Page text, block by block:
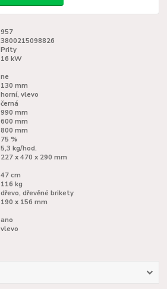
957
3800215098826
Prity
16 kW
ne
130 mm
horní, vlevo
černá
990 mm
600 mm
800 mm
75 %
5,3 kg/hod.
227 х 470 х 290 mm
47 cm
116 kg
dřevo, dřevěné brikety
190 x 156 mm
ano
vlevo